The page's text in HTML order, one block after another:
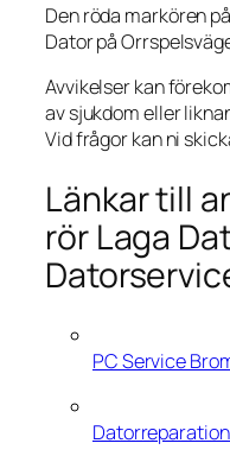
Den röda markören
Dator på
Avvikelser kan
av sjukdom eller
Vid frågor kan ni
Länkar till
rör Laga
PC Service